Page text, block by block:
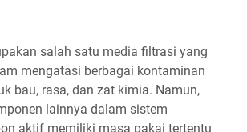
salah satu media filtrasi yang
mengatasi berbagai kontaminan
bau, rasa, dan zat kimia. Namun,
lainnya dalam sistem
aktif memiliki masa pakai tertentu